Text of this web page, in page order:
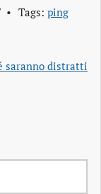
Tags: ping
saranno distratti